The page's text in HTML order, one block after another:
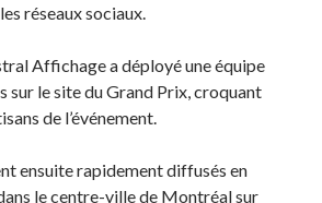
réseaux sociaux.
Affichage a déployé une équipe
sur le site du Grand Prix, croquant
de l’événement.
ensuite rapidement diffusés en
le centre-ville de Montréal sur